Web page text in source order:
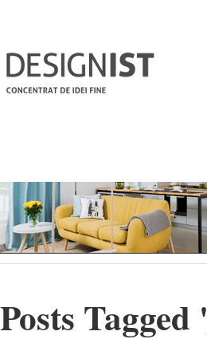
Posts Tagged '